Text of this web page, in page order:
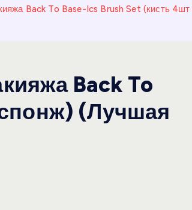
Back To Base-Ics Brush Set (кисть
Back To
(Лучшая